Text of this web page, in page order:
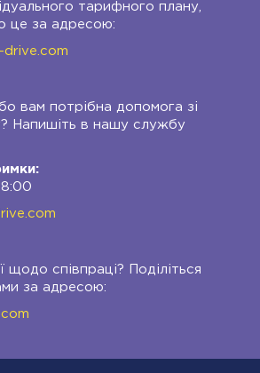
тарифного плану,
це за адресою:
drive.com
вам потрібна допомога зі
Напишіть в нашу службу
щодо співпраці? Поділіться
за адресою: